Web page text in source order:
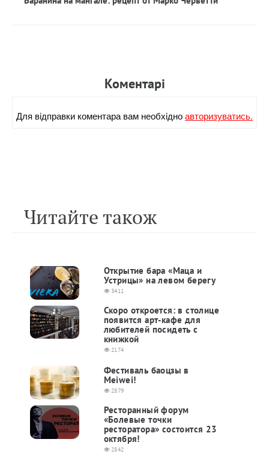
Коментарi
Для вiдправки коментара вам необхiдноавторизуватись.
Читайте також
Открытие бара «Маца и
Устрицы» на левом берегу
3411
Скоро откроется: в столице
появится арт-кафе для
любителей посидеть с
книжкой
2174
Фестиваль баоцзы в
Meiwei!
2879
Ресторанный форум
«Болевые точки
ресторатора» состоится 23
октября!
2842